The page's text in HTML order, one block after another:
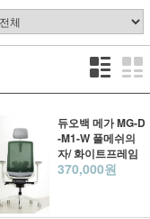
듀오백 메가 MG-D
-M1-W 풀메쉬의
자/ 화이트프레임
370,000원